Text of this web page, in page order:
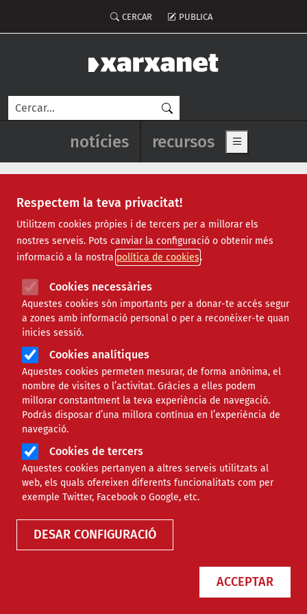
Respectem la teva privacitat!
Utilitzem cookies pròpies i de tercers per a millorar els
nostres serveis. Pots canviar la configuració o obtenir més
informació a la nostra política de cookies
Cookies necessàries
Aquestes cookies són importants per a donar-te accés segur
a zones amb informació personal o per a reconèixer-te quan
inicies sessió.
Cookies analítiques
Aquestes cookies permeten mesurar, de forma anònima, el
nombre de visites o l’activitat. Gràcies a elles podem
millorar constantment la teva experiència de navegació.
Podràs disposar d’una millora contínua en l’experiència de
navegació.
Cookies de tercers
Aquestes cookies pertanyen a altres serveis utilitzats al
web, els quals ofereixen diferents funcionalitats com per
exemple Twitter, Facebook o Google, etc.
DESAR CONFIGURACIÓ
ACCEPTAR
Menú del compte d'usuari
CERCAR PUBLICA
Cerca
Navegació principal de
notícies recursos Show main
Finançament
Dimecres, 3 de juliol de 2024 -
Núm. 588
Butlletins
anteriors